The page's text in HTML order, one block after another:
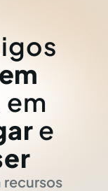
em
e
recursos